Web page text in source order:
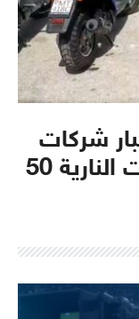
شركات
التأمين على تأمين الدراجات النارية 50